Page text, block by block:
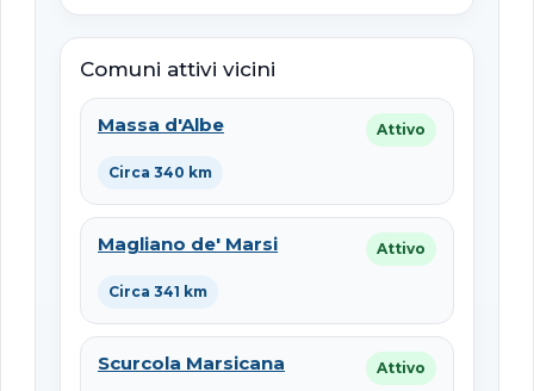
Comuni attivi vicini
Massa d'Albe Attivo
Circa 340 km
Magliano de' Marsi Attivo
Circa 341 km
Scurcola Marsicana Attivo